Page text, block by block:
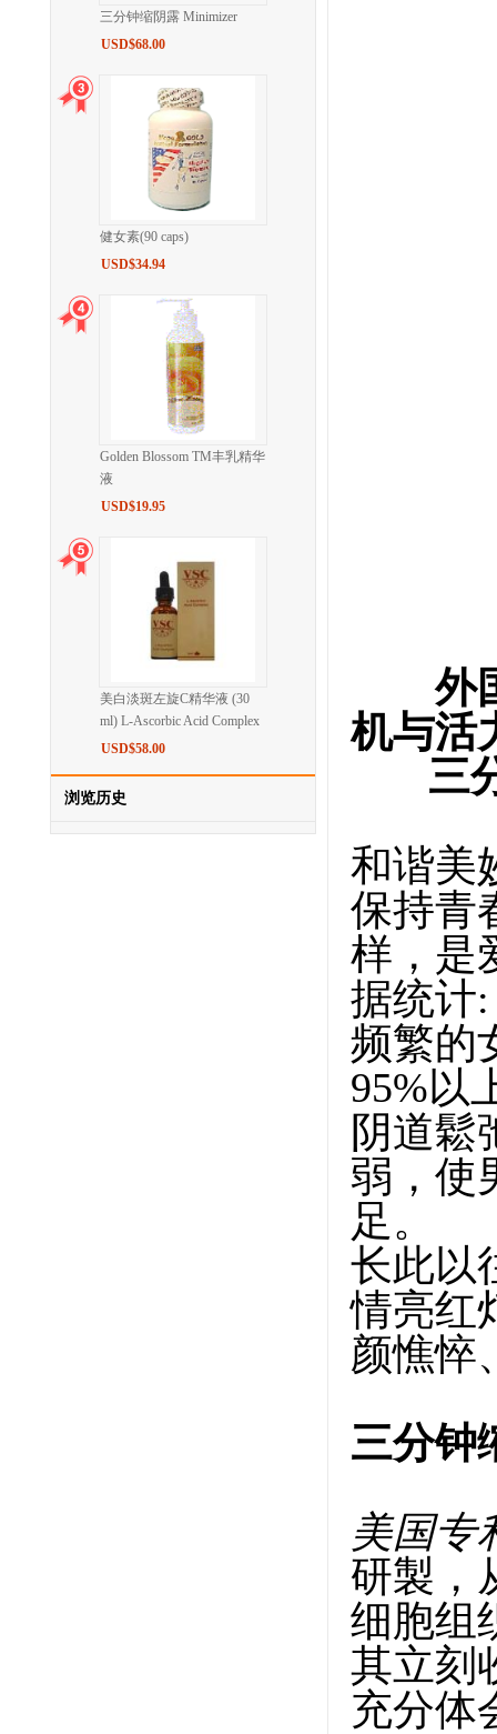
三分钟缩阴露 Minimizer
USD$68.00
健女素(90 caps)
USD$34.94
Golden Blossom TM丰乳精华
液
USD$19.95
美白淡斑左旋C精华液 (30
ml) L-Ascorbic Acid Complex
USD$58.00
浏览历史
外国
机与活
三分
和谐美
保持青
样，是
据统计
频繁的
95%以
阴道鬆
弱，使
足。
长此以
情亮红
颜憔悴
三分钟
美国专
研製，
细胞组
其立刻
充分体